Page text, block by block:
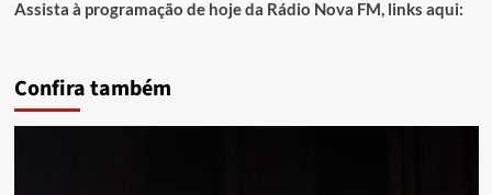
Assista à programação de hoje da Rádio Nova FM, links aqui:
Confira também